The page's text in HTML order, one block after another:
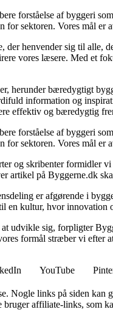
forståelse af byggeri
for sektoren. Vores mål
der henvender sig til alle,
vores læsere. Med et
herunder bæredygtigt
information og
effektiv og bæredygtig
forståelse af byggeri
for sektoren. Vores mål
og skribenter formidler
artikel på Byggerne.dk
er afgørende i
en kultur, hvor
udvikle sig, forpligter
formål stræber vi
YouTube
Nogle links på siden kan
affiliate-links, som